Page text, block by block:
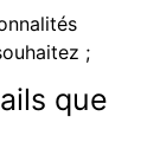
;
que